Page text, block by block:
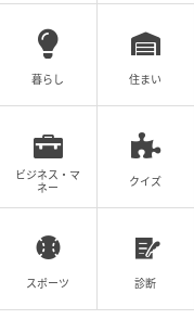
暮らし 住まい
ビジネス・マ
ネー
クイズ
スポーツ 診断